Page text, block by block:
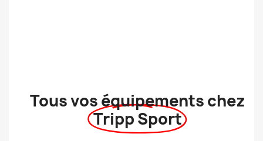
Tous vos équipements chez
Tripp Sport